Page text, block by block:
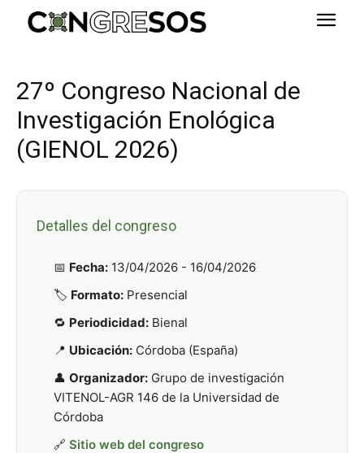
27º Congreso Nacional de
Investigación Enológica
(GIENOL 2026)
Detalles del congreso
📅 Fecha: 13/04/2026 - 16/04/2026
🏷️ Formato: Presencial
🔁 Periodicidad: Bienal
📍 Ubicación: Córdoba (España)
👤 Organizador: Grupo de investigación
VITENOL-AGR 146 de la Universidad de
Córdoba
🔗 Sitio web del congreso